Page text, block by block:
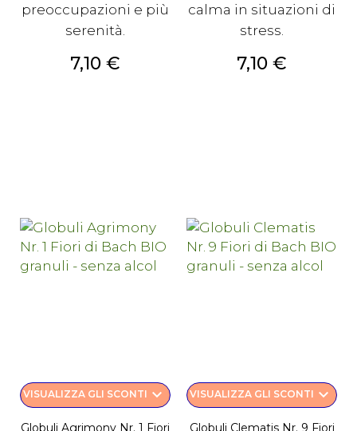
preoccupazioni e più
serenità.
Prezzo
7,10 €
calma in situazioni di
stress.
Prezzo
7,10 €
VISUALIZZA GLI SCONTI keyboard_arrow_down
Globuli Agrimony Nr. 1 Fiori
VISUALIZZA GLI SCONTI keyboard_arrow_down
Globuli Clematis Nr. 9 Fiori